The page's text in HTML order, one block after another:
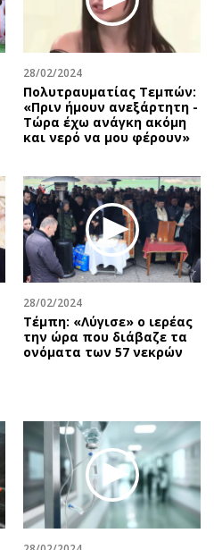
Επιστολές
28/02/2024
Πολυτραυματίας Τεμπών:
«Πριν ήμουν ανεξάρτητη -
Τώρα έχω ανάγκη ακόμη
και νερό να μου φέρουν»
28/02/2024
Τέμπη: «Λύγισε» ο ιερέας
την ώρα που διάβαζε τα
ονόματα των 57 νεκρών